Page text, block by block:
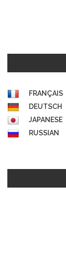
FRANÇAIS
DEUTSCH
JAPANESE
RUSSIAN